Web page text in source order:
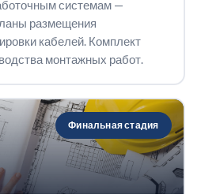
системам —
размещения
кабелей. Комплект
монтажных работ.
Финальная стадия